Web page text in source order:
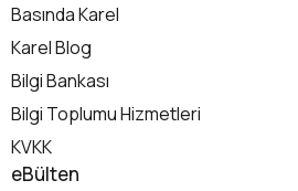
Basında Karel
Karel Blog
Bilgi Bankası
Bilgi Toplumu Hizmetleri
KVKK
eBülten